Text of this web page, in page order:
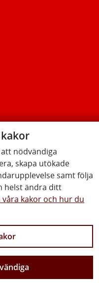
nödvändiga
skapa utökade
samt följa
helst ändra ditt
våra kakor och hur du